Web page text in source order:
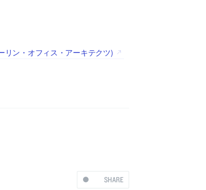
リン・オフィス・アーキテクツ)
SHARE